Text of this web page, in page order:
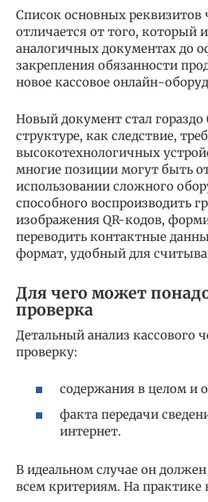
Список основных реквизитов
отличается от того, который
аналогичных документах до
закрепления обязанности
новое кассовое онлайн-
Новый документ стал
структуре, как следствие,
высокотехнологичных
многие позиции могут быть
использовании сложного
способного воспроизводить
изображения QR-кодов,
переводить контактные
формат, удобный для
Для чего может
проверка
Детальный анализ кассового
проверку:
содержания в целом и
факта передачи
интернет.
В идеальном случае он
всем критериям. На